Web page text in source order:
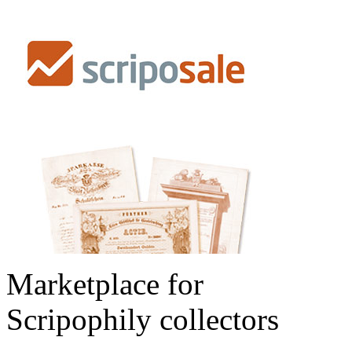
Marketplace for
Scripophily collectors